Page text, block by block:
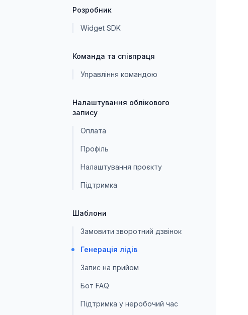
Розробник
Widget SDK
Команда та співпраця
Управління командою
Налаштування облікового
запису
Оплата
Профіль
Налаштування проєкту
Підтримка
Шаблони
Замовити зворотний дзвінок
Генерація лідів
Запис на прийом
Бот FAQ
Підтримка у неробочий час